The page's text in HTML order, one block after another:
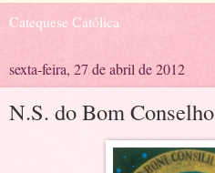
Catequese Católica
sexta-feira, 27 de abril de 2012
N.S. do Bom Conselho